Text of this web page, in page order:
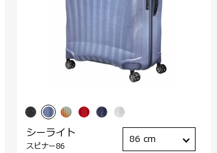
シーライト
スピナー86
86 cm